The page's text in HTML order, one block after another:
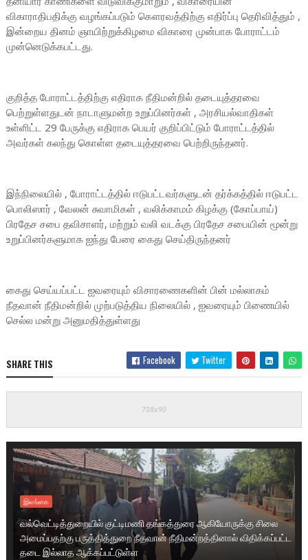
விகாராதிபதிக்கு வழங்கப்படும் கௌரவத்திற்கு எதிர்ப்பு தெரிவித்தும் ,
இன்றைய தினம் ஞாயிற்றுக்கிழமை விகாரை முன்பாக போராட்டம்
முன்னெடுக்கபட்டது.
குறித்த போராட்டத்திற்கு எதிராக நீதிமன்றில் தடையுத்தரவை
பெற்றுள்ளதுடன் நாடாளுமன்ற உறுப்பினர்கள் , அரசியல்வாதிகள்
உள்ளிட்ட 29 பேருக்கு எதிராக பெயர் குறிப்பிட்டும் போராட்டத்தில்
அவர்கள் கலந்து கொள்ள தடையுத்தரவை பெற்றிருந்தனர்.
இந்நிலையில் , போராட்டத்தில் ஈடுபட்டவர்களுடன் தர்க்கத்தில் ஈடுபட்ட
பொலிஸார் , வேலன் சுவாமிகள் , வலிக்காமம் கிழக்கு (கோப்பாய்)
பிரதேச சபை தவிசாளர், மற்றும் வலி வடக்கு பிரதேச சபையின் மூன்று
உறுப்பினர்களுமாக ஐந்து பேரை கைது செய்திருந்தனர்
கைது செய்யப்பட்ட ஐவரையும் விசாரணைகளின் பின் மல்லாகம்
நீதவான் நீதிமன்றில் முற்படுத்திய நிலையில் , ஐவரையும் பிணையில்
செல்ல மன்று அனுமதித்துள்ளது
SHARE THIS Facebook Twitter
இலங்கை
வல்வெட்டித்துறையில் குட்டிமணி தங்கத்துரை ஆகியோருக்கு சிலை
அமைப்பதற்கு பருத்தித்துறை நீதவான் நீதிமன்றத்தினால் விதிக்கப்பட்ட
தடை இல்லாத ஆக்கப்பட்டுள்ள